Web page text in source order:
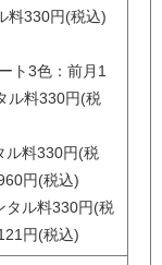
料330円(税込)
ト3色：前月1
ル料330円(税
料330円(税
円(税込)
ル料330円(税
円(税込)